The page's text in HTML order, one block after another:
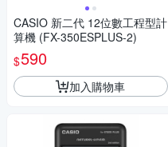
CASIO 新二代 12位數工程型計
算機 (FX-350ESPLUS-2)
$590
加入購物車